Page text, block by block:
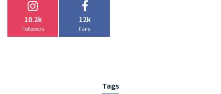
10.2k
Followers
12k
Fans
Tags